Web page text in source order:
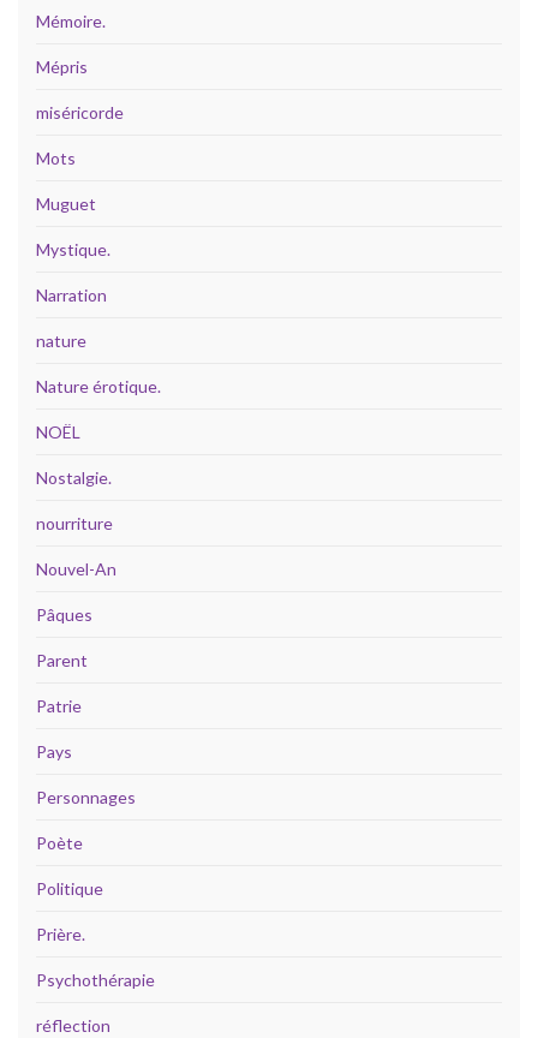
Mémoire.
Mépris
miséricorde
Mots
Muguet
Mystique.
Narration
nature
Nature érotique.
NOËL
Nostalgie.
nourriture
Nouvel-An
Pâques
Parent
Patrie
Pays
Personnages
Poète
Politique
Prière.
Psychothérapie
réflection